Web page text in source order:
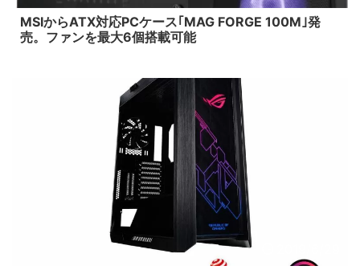
MSIからATX対応PCケース｢MAG FORGE 100M｣発
売。ファンを最大6個搭載可能